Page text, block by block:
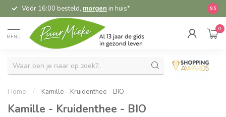
Vóór 16:00 besteld, morgen in huis* 9.5
MENU
0
Home / Kamille - Kruidenthee - BIO
Kamille - Kruidenthee - BIO